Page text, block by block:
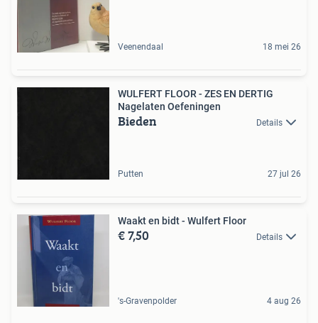
Veenendaal 18 mei 26
WULFERT FLOOR - ZES EN DERTIG
Nagelaten Oefeningen
Bieden Details
Putten 27 jul 26
Waakt en bidt - Wulfert Floor
€ 7,50 Details
's-Gravenpolder 4 aug 26